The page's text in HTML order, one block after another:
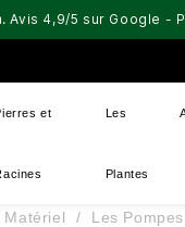
Avis 4,9/5 sur Google
et Les
Plantes
Matériel Les